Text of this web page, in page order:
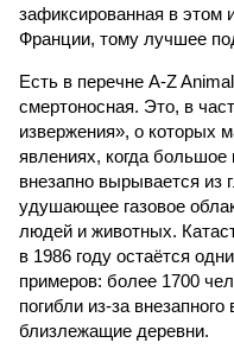
зафиксированная в этом
Франции, тому лучшее
Есть в перечне A-Z
смертоносная. Это, в
извержения», о которых
явлениях, когда большое
внезапно вырывается из
удушающее газовое
людей и животных.
в 1986 году остаётся
примеров: более 1700
погибли из-за
близлежащие деревни.